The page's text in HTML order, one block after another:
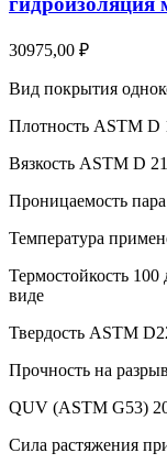
30975,00 ₽
Вид покрытия
Плотность ASTM D
Вязкость ASTM D
Проницаемость
Температура
Термостойкость
виде
Твердость ASTM
Прочность на
QUV (ASTM G53)
Сила растяжения